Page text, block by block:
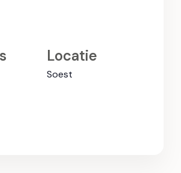
Locatie
Soest